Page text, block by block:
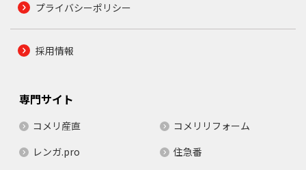
プライバシーポリシー
採用情報
専門サイト
コメリ産直
コメリリフォーム
レンガ.pro
住急番